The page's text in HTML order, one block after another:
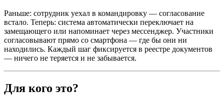
Раньше: сотрудник уехал в командировку — согласование
встало. Теперь: система автоматически переключает на
замещающего или напоминает через мессенджер. Участники
согласовывают прямо со смартфона — где бы они ни
находились. Каждый шаг фиксируется в реестре документов
— ничего не теряется и не забывается.
Для кого это?